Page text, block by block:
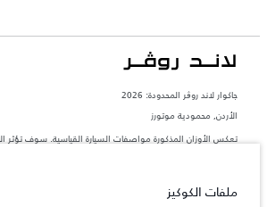
جاكوار لاند روڨر المحدودة: 2026
الأردن, محمودية موتورز
تعكس الأوزان المذكورة مواصفات السيارة القياسية. سوف تؤثر
ملفات الكوكيز